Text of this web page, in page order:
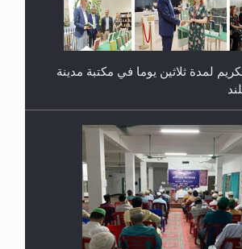
لمدة ثلاثين يوما في مكتبة مدينة